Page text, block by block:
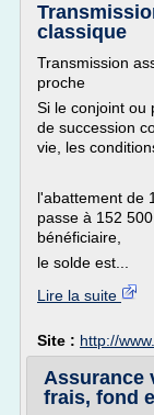
classique
Transmission
proche
Si le conjoint ou
de succession
vie, les
l'abattement de
passe à 152
bénéficiaire,
le solde est...
Lire la suite
Site : http://
Assurance
frais, fond